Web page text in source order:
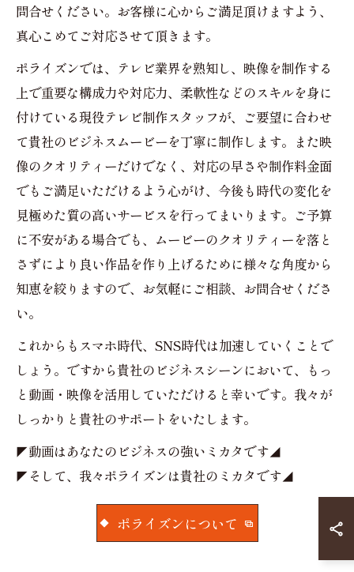
問合せください。お客様に心からご満足頂けますよう、
真心こめてご対応させて頂きます。
ポライズンでは、テレビ業界を熟知し、映像を制作する
上で重要な構成力や対応力、柔軟性などのスキルを身に
付けている現役テレビ制作スタッフが、ご要望に合わせ
て貴社のビジネスムービーを丁寧に制作します。また映
像のクオリティーだけでなく、対応の早さや制作料金面
でもご満足いただけるよう心がけ、今後も時代の変化を
見極めた質の高いサービスを行ってまいります。ご予算
に不安がある場合でも、ムービーのクオリティーを落と
さずにより良い作品を作り上げるために様々な角度から
知恵を絞りますので、お気軽にご相談、お問合せくださ
い。
これからもスマホ時代、SNS時代は加速していくことで
しょう。ですから貴社のビジネスシーンにおいて、もっ
と動画・映像を活用していただけると幸いです。我々が
しっかりと貴社のサポートをいたします。
◤動画はあなたのビジネスの強いミカタです◢
◤そして、我々ポライズンは貴社のミカタです◢
ポライズンについて